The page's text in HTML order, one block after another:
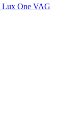
Lux One VAG